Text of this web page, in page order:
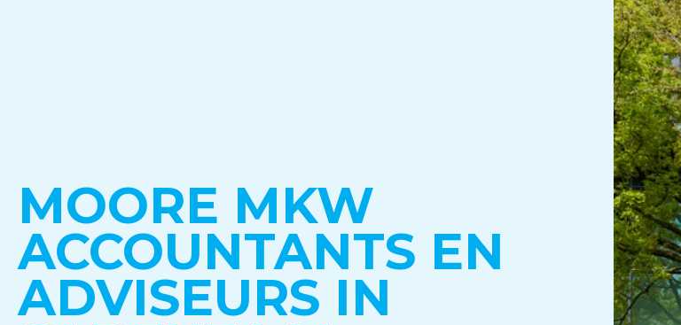
Subsidieadvies
Internationaal ondernemen
MOORE MKW
ACCOUNTANTS EN
ADVISEURS IN